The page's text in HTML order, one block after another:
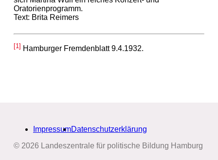
Oratorienprogramm.
Text: Brita Reimers
[1] Hamburger Fremdenblatt 9.4.1932.
ImpressumDatenschutzerklärung
© 2026 Landeszentrale für politische Bildung Hamburg